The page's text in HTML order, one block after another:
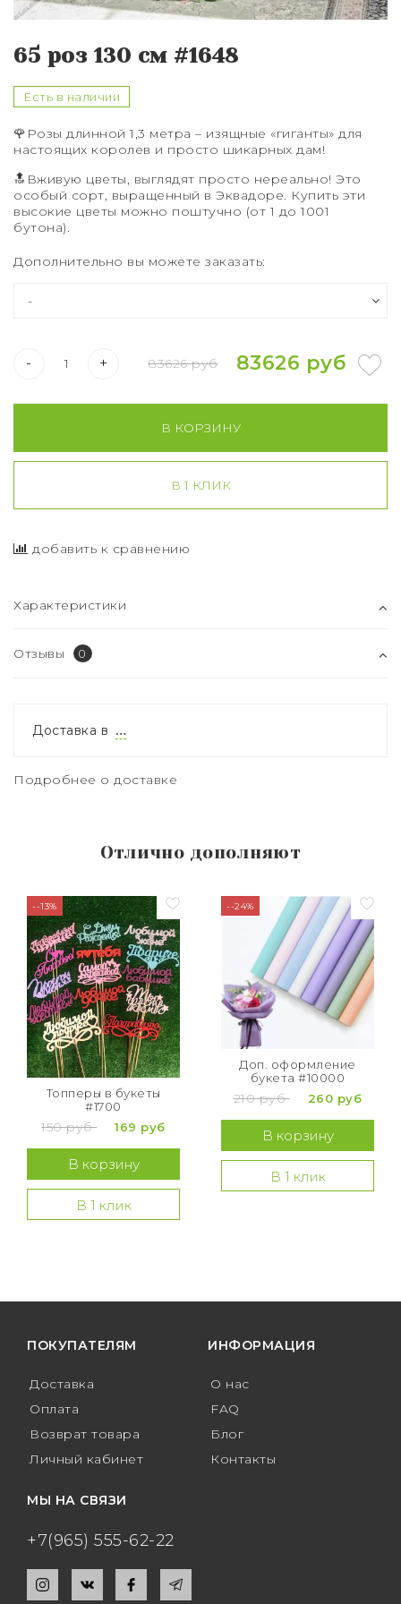
65 роз 130 см #1648
Есть в наличии
🌹 Розы длинной 1,3 метра – изящные «гиганты» для
настоящих королев и просто шикарных дам!
🔝 Вживую цветы, выглядят просто нереально! Это
особый сорт, выращенный в Эквадоре. Купить эти
высокие цветы можно поштучно (от 1 до 1001
бутона).
Дополнительно вы можете заказать:
- + 83626 руб 83626 руб
В КОРЗИНУ
В 1 КЛИК
добавить к сравнению
Характеристики
Отзывы 0
Доставка в …
Подробнее о доставке
Отлично дополняют
--13%
Топперы в букеты
#1700
150 руб 169 руб
В корзину
В 1 клик
--24%
Доп. оформление
букета #10000
210 руб 260 руб
В корзину
В 1 клик
ПОКУПАТЕЛЯМ
Доставка
Оплата
Возврат товара
Личный кабинет
ИНФОРМАЦИЯ
О нас
FAQ
Блог
Контакты
МЫ НА СВЯЗИ
+7(965) 555-62-22
Букет из 75 роз
Букет из 101 розы
Букет из 151 розы
Букет из 201 розы
Букет из 301 розы
Розы XXL